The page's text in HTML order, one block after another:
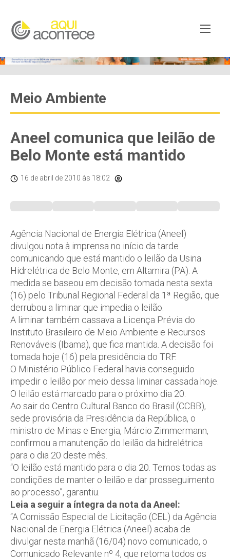
Meio Ambiente
Aneel comunica que leilão de
Belo Monte está mantido
16 de abril de 2010 às 18:02
Agência Nacional de Energia Elétrica (Aneel)
divulgou nota à imprensa no início da tarde
comunicando que está mantido o leilão da Usina
Hidrelétrica de Belo Monte, em Altamira (PA). A
medida se baseou em decisão tomada nesta sexta
(16) pelo Tribunal Regional Federal da 1ª Região, que
derrubou a liminar que impedia o leilão.
A liminar também cassava a Licença Prévia do
Instituto Brasileiro de Meio Ambiente e Recursos
Renováveis (Ibama), que fica mantida. A decisão foi
tomada hoje (16) pela presidência do TRF.
O Ministério Público Federal havia conseguido
impedir o leilão por meio dessa liminar cassada hoje.
O leilão está marcado para o próximo dia 20.
Ao sair do Centro Cultural Banco do Brasil (CCBB),
sede provisória da Presidência da República, o
ministro de Minas e Energia, Márcio Zimmermann,
confirmou a manutenção do leilão da hidrelétrica
para o dia 20 deste mês.
“O leilão está mantido para o dia 20. Temos todas as
condições de manter o leilão e dar prosseguimento
ao processo”, garantiu.
Leia a seguir a íntegra da nota da Aneel:
“A Comissão Especial de Licitação (CEL) da Agência
Nacional de Energia Elétrica (Aneel) acaba de
divulgar nesta manhã (16/04) novo comunicado, o
Comunicado Relevante nº 4, que retoma todos os